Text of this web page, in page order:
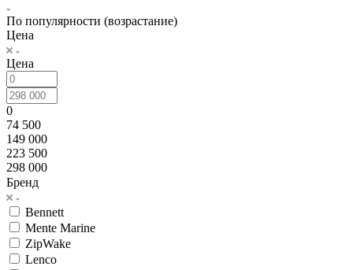
По популярности (возрастание)
Цена
Цена
0
74 500
149 000
223 500
298 000
Бренд
Bennett
Mente Marine
ZipWake
Lenco